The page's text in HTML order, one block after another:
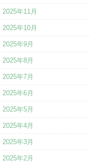
2025年11月
2025年10月
2025年9月
2025年8月
2025年7月
2025年6月
2025年5月
2025年4月
2025年3月
2025年2月